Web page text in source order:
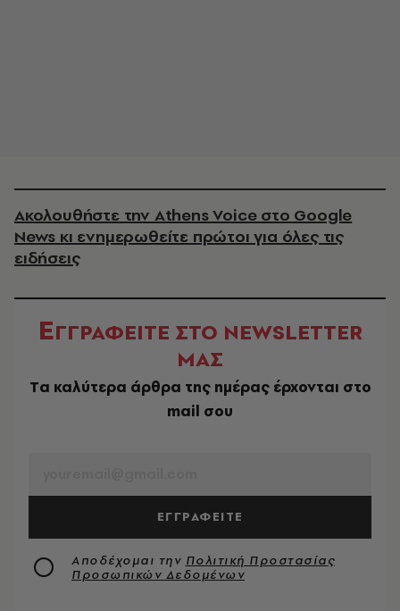
Ακολουθήστε την Athens Voice στο Google
News κι ενημερωθείτε πρώτοι για όλες τις
ειδήσεις
ΕΓΓΡΑΦΕΙΤΕ ΣΤΟ NEWSLETTER
ΜΑΣ
Tα καλύτερα άρθρα της ημέρας έρχονται στο
mail σου
ΕΓΓΡΑΦΕΙΤΕ
Αποδέχομαι την Πολιτική Προστασίας
Προσωπικών Δεδομένων